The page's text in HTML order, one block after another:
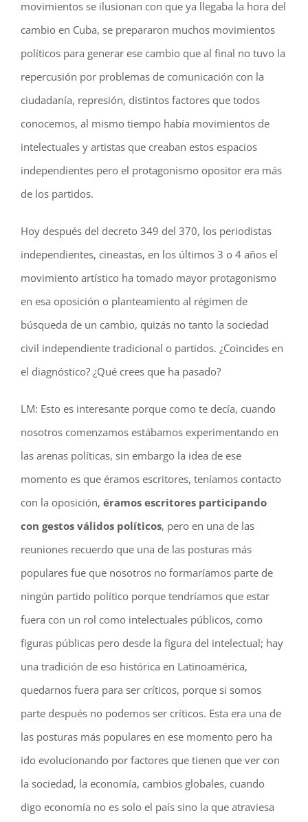
movimientos se ilusionan con que ya llegaba la hora del
cambio en Cuba, se prepararon muchos movimientos
políticos para generar ese cambio que al final no tuvo la
repercusión por problemas de comunicación con la
ciudadanía, represión, distintos factores que todos
conocemos, al mismo tiempo había movimientos de
intelectuales y artistas que creaban estos espacios
independientes pero el protagonismo opositor era más
de los partidos.
Hoy después del decreto 349 del 370, los periodistas
independientes, cineastas, en los últimos 3 o 4 años el
movimiento artístico ha tomado mayor protagonismo
en esa oposición o planteamiento al régimen de
búsqueda de un cambio, quizás no tanto la sociedad
civil independiente tradicional o partidos. ¿Coincides en
el diagnóstico? ¿Qué crees que ha pasado?
LM: Esto es interesante porque como te decía, cuando
nosotros comenzamos estábamos experimentando en
las arenas políticas, sin embargo la idea de ese
momento es que éramos escritores, teníamos contacto
con la oposición, éramos escritores participando
con gestos válidos políticos, pero en una de las
reuniones recuerdo que una de las posturas más
populares fue que nosotros no formaríamos parte de
ningún partido político porque tendríamos que estar
fuera con un rol como intelectuales públicos, como
figuras públicas pero desde la figura del intelectual; hay
una tradición de eso histórica en Latinoamérica,
quedarnos fuera para ser críticos, porque si somos
parte después no podemos ser críticos. Esta era una de
las posturas más populares en ese momento pero ha
ido evolucionando por factores que tienen que ver con
la sociedad, la economía, cambios globales, cuando
digo economía no es solo el país sino la que atraviesa